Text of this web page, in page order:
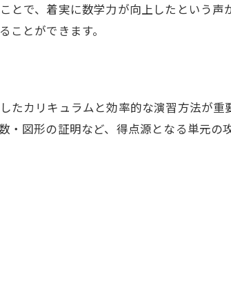
かした合格力アップの戦略を徹底解説
塾の特徴と受験で成果を出す工夫
で、着実に数学力が向上したという
とができます。
カリキュラムと効率的な演習方法が
図形の証明など、得点源となる単元の